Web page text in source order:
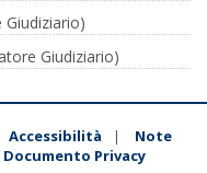
Giudiziario)
Giudiziario)
Accessibilità |
Note
Documento Privacy